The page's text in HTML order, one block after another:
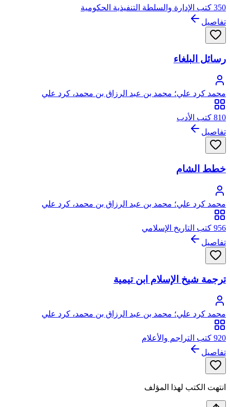
350 كتب الإدارة والسلطة التنفيذية الحكومية
تفاصيل
رسائل البلغاء
محمد كرد علي؛ محمد بن عبد الرزاق بن محمد، كرد علي
810 كتب الأدب
تفاصيل
خطط الشام
محمد كرد علي؛ محمد بن عبد الرزاق بن محمد، كرد علي
956 كتب التاريخ الإسلامي
تفاصيل
ترجمة شيخ الإسلام ابن تيمية
محمد كرد علي؛ محمد بن عبد الرزاق بن محمد، كرد علي
920 كتب التراجم والأعلام
تفاصيل
انتهت الكتب لهذا المؤلف